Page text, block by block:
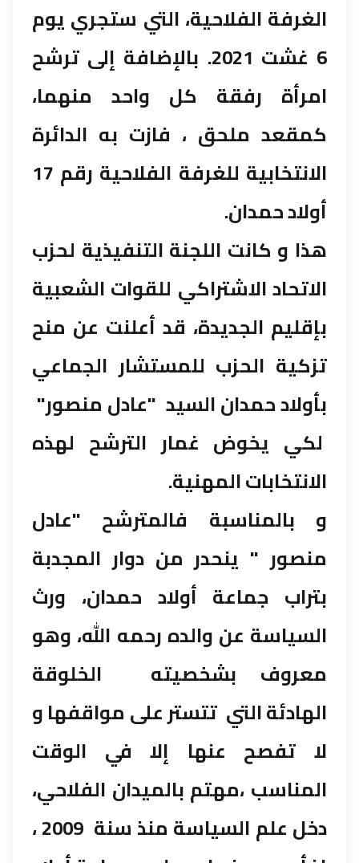
الغرفة الفلاحية، التي ستجري يوم
6 غشت 2021. بالإضافة إلى ترشح
امرأة رفقة كل واحد منهما،
كمقعد ملحق ، فازت به الدائرة
الانتخابية للغرفة الفلاحية رقم 17
أولاد حمدان.
هذا و كانت اللجنة التنفيذية لحزب
الاتحاد الاشتراكي للقوات الشعبية
بإقليم الجديدة، قد أعلنت عن منح
تزكية الحزب للمستشار الجماعي
بأولاد حمدان السيد "عادل منصور"
لكي يخوض غمار الترشح لهذه
الانتخابات المهنية.
و بالمناسبة فالمترشح "عادل
منصور " ينحدر من دوار المجدبة
بتراب جماعة أولاد حمدان، ورث
السياسة عن والده رحمه الله، وهو
معروف بشخصيته الخلوقة
الهادئة التي تتستر على مواقفها و
لا تفصح عنها إلا في الوقت
المناسب ،مهتم بالميدان الفلاحي،
دخل علم السياسة منذ سنة 2009 ،